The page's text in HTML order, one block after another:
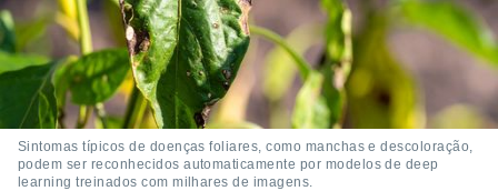
se
tal,
seu
ou opor-
qualquer
em “
na
Sintomas típicos de doenças foliares, como manchas e descoloração,
podem ser reconhecidos automaticamente por modelos de deep
learning treinados com milhares de imagens.